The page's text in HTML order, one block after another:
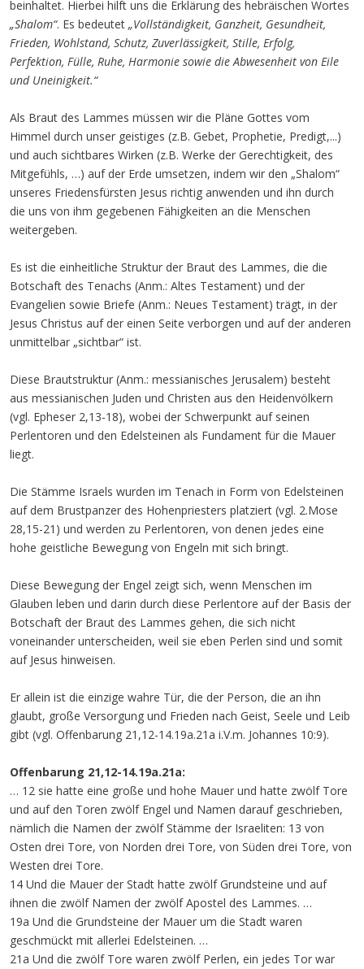
beinhaltet. Hierbei hilft uns die Erklärung des hebräischen Wortes
„Shalom“. Es bedeutet „Vollständigkeit, Ganzheit, Gesundheit,
Frieden, Wohlstand, Schutz, Zuverlässigkeit, Stille, Erfolg,
Perfektion, Fülle, Ruhe, Harmonie sowie die Abwesenheit von Eile
und Uneinigkeit.“
Als Braut des Lammes müssen wir die Pläne Gottes vom
Himmel durch unser geistiges (z.B. Gebet, Prophetie, Predigt,...)
und auch sichtbares Wirken (z.B. Werke der Gerechtigkeit, des
Mitgefühls, …) auf der Erde umsetzen, indem wir den „Shalom“
unseres Friedensfürsten Jesus richtig anwenden und ihn durch
die uns von ihm gegebenen Fähigkeiten an die Menschen
weitergeben.
Es ist die einheitliche Struktur der Braut des Lammes, die die
Botschaft des Tenachs (Anm.: Altes Testament) und der
Evangelien sowie Briefe (Anm.: Neues Testament) trägt, in der
Jesus Christus auf der einen Seite verborgen und auf der anderen
unmittelbar „sichtbar“ ist.
Diese Brautstruktur (Anm.: messianisches Jerusalem) besteht
aus messianischen Juden und Christen aus den Heidenvölkern
(vgl. Epheser 2,13-18), wobei der Schwerpunkt auf seinen
Perlentoren und den Edelsteinen als Fundament für die Mauer
liegt.
Die Stämme Israels wurden im Tenach in Form von Edelsteinen
auf dem Brustpanzer des Hohenpriesters platziert (vgl. 2.Mose
28,15-21) und werden zu Perlentoren, von denen jedes eine
hohe geistliche Bewegung von Engeln mit sich bringt.
Diese Bewegung der Engel zeigt sich, wenn Menschen im
Glauben leben und darin durch diese Perlentore auf der Basis der
Botschaft der Braut des Lammes gehen, die sich nicht
voneinander unterscheiden, weil sie eben Perlen sind und somit
auf Jesus hinweisen.
Er allein ist die einzige wahre Tür, die der Person, die an ihn
glaubt, große Versorgung und Frieden nach Geist, Seele und Leib
gibt (vgl. Offenbarung 21,12-14.19a.21a i.V.m. Johannes 10:9).
Offenbarung 21,12-14.19a.21a:
… 12 sie hatte eine große und hohe Mauer und hatte zwölf Tore
und auf den Toren zwölf Engel und Namen darauf geschrieben,
nämlich die Namen der zwölf Stämme der Israeliten: 13 von
Osten drei Tore, von Norden drei Tore, von Süden drei Tore, von
Westen drei Tore.
14 Und die Mauer der Stadt hatte zwölf Grundsteine und auf
ihnen die zwölf Namen der zwölf Apostel des Lammes. …
19a Und die Grundsteine der Mauer um die Stadt waren
geschmückt mit allerlei Edelsteinen. …
21a Und die zwölf Tore waren zwölf Perlen, ein jedes Tor war